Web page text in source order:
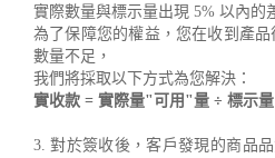
實際數量與標示量出現 5% 以內的
為了保障您的權益，您在收到產
數量不足，
我們將採取以下方式為您解決：
實收款 = 實際量"可用"量 ÷ 標示
3. 對於簽收後，客戶發現的商品